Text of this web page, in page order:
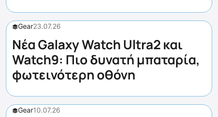
Gear23.07.26
Νέα Galaxy Watch Ultra2 και
Watch9: Πιο δυνατή μπαταρία,
φωτεινότερη οθόνη
Gear10.07.26